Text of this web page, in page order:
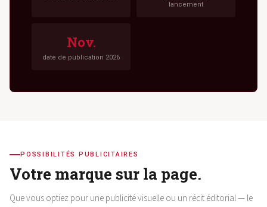
lancement
Nov.
date de publication 2026
POSSIBILITÉS PUBLICITAIRES
Votre marque sur la page.
Que vous optiez pour une publicité visuelle ou un récit éditorial — le